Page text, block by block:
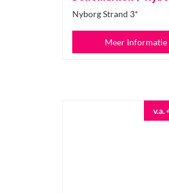
Nyborg Strand 3*
Meer Informatie
v.a.